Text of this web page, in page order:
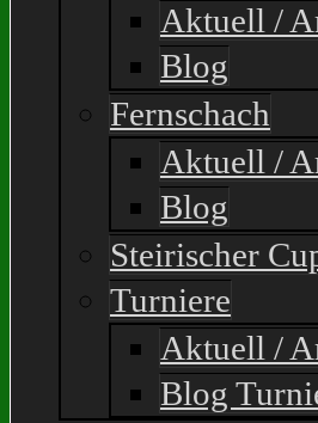
Aktuell /
Blog
Fernschach
Aktuell /
Blog
Steirischer
Turniere
Aktuell /
Blog